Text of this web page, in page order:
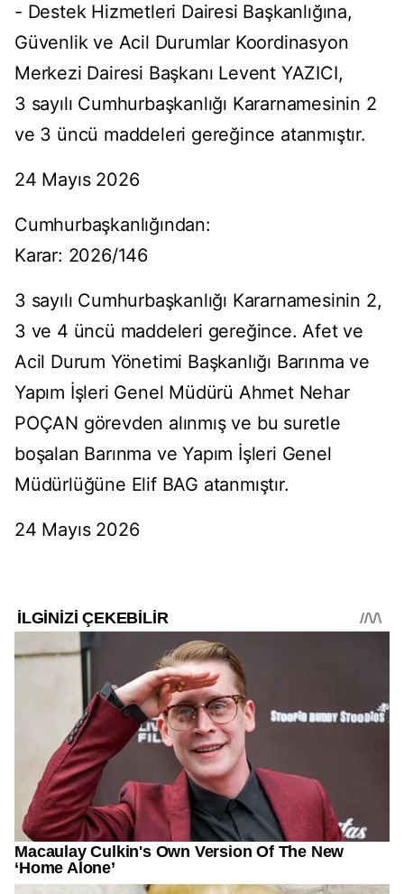
- Destek Hizmetleri Dairesi Başkanlığına,
Güvenlik ve Acil Durumlar Koordinasyon
Merkezi Dairesi Başkanı Levent YAZICI,
3 sayılı Cumhurbaşkanlığı Kararnamesinin 2
ve 3 üncü maddeleri gereğince atanmıştır.
24 Mayıs 2026
Cumhurbaşkanlığından:
Karar: 2026/146
3 sayılı Cumhurbaşkanlığı Kararnamesinin 2,
3 ve 4 üncü maddeleri gereğince. Afet ve
Acil Durum Yönetimi Başkanlığı Barınma ve
Yapım İşleri Genel Müdürü Ahmet Nehar
POÇAN görevden alınmış ve bu suretle
boşalan Barınma ve Yapım İşleri Genel
Müdürlüğüne Elif BAG atanmıştır.
24 Mayıs 2026